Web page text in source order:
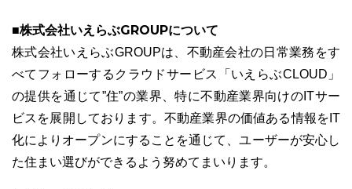
■株式会社いえらぶGROUPについて
株式会社いえらぶGROUPは、不動産会社の日常業務をす
べてフォローするクラウドサービス「いえらぶCLOUD」
の提供を通じて”住”の業界、特に不動産業界向けのITサー
ビスを展開しております。不動産業界の価値ある情報をIT
化によりオープンにすることを通じて、ユーザーが安心し
た住まい選びができるよう努めてまいります。